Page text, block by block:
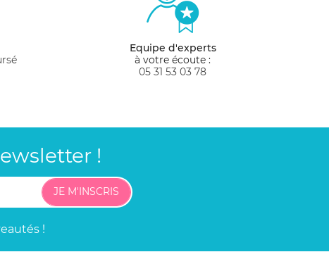
notre gamme vous en offre la
Equipe d'experts
à votre écoute :
05 31 53 03 78
!
JE M'INSCRIS
!